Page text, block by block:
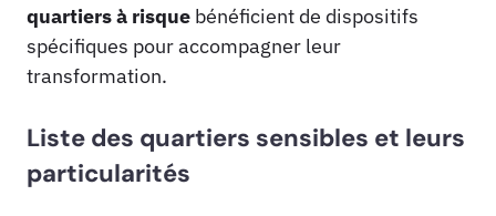
quartiers à risque bénéficient de dispositifs
spécifiques pour accompagner leur
transformation.
Liste des quartiers sensibles et leurs
particularités